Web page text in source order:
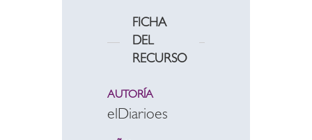
FICHA
DEL
RECURSO
AUTORÍA
elDiarioes